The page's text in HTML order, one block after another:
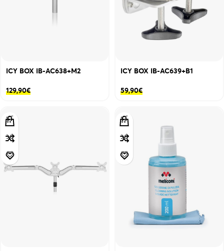
ICY BOX IB-AC638+M2
129,90€
ICY BOX IB-AC639+B1
59,90€